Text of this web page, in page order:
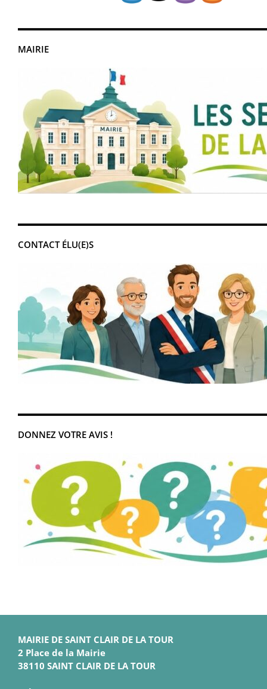
MAIRIE
CONTACT ÉLU(E)S
DONNEZ VOTRE AVIS !
MAIRIE DE SAINT CLAIR DE LA TOUR
2 Place de la Mairie
38110 SAINT CLAIR DE LA TOUR